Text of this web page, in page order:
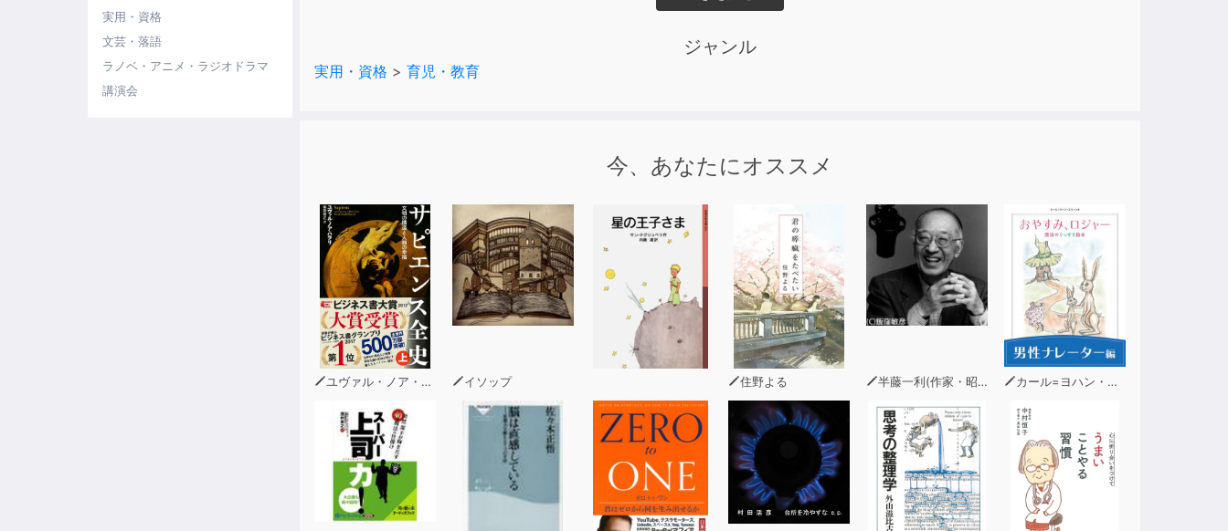
実用・資格
文芸・落語
ラノベ・アニメ・ラジオドラマ
講演会
●１つのヒントにつき、６ページ完結で読みやすい！
・言霊の力を借りるべし！
・マナーとして敬語を身につけるべし！
・質問力をつけるべし！
・ちくちくをふわふわに変えよ！ ほか
ジャンル
実用・資格 > 育児・教育
今、あなたにオススメ
ユヴァル・ノア・ハラリ イソップ 住野よる 半藤一利(作家・昭和史研究家) カール=ヨハン・エリーン